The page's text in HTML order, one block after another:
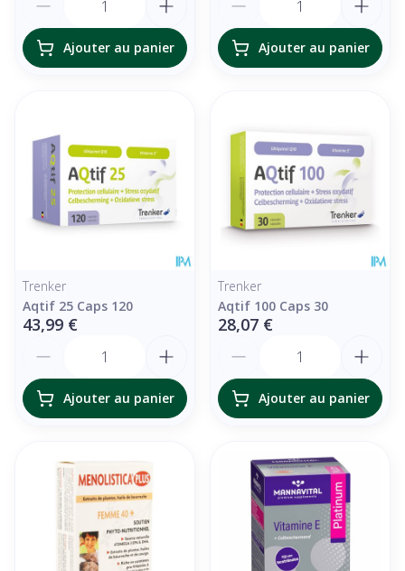
Ajouter au panier Ajouter au panier
Trenker
Aqtif 25 Caps 120
43,99 €
Ajouter au panier
Trenker
Aqtif 100 Caps 30
28,07 €
Ajouter au panier